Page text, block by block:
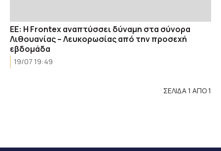
ΕΕ: Η Frontex αναπτύσσει δύναμη στα σύνορα
Λιθουανίας – Λευκορωσίας από την προσεχή
εβδομάδα
19/07 19:49
ΣΕΛΙΔΑ 1 ΑΠΟ 1